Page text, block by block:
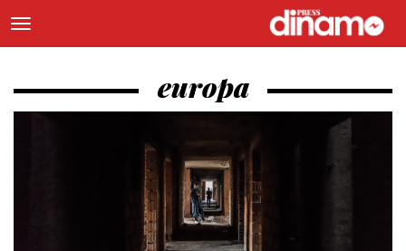
europa